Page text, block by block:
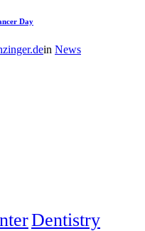
Day
in News
Dentistry